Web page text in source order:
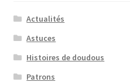
Actualités
Astuces
Histoires de doudous
Patrons